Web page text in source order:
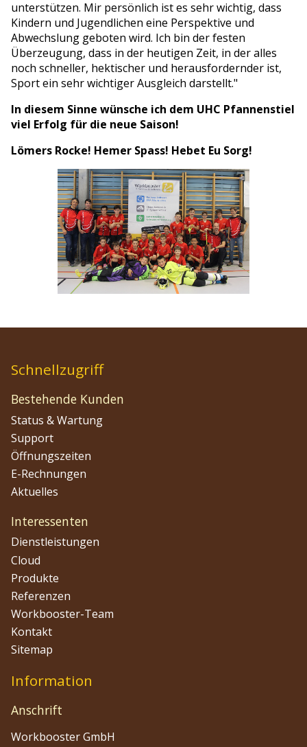
unterstützen. Mir persönlich ist es sehr wichtig, dass
Kindern und Jugendlichen eine Perspektive und
Abwechslung geboten wird. Ich bin der festen
Überzeugung, dass in der heutigen Zeit, in der alles
noch schneller, hektischer und herausfordernder ist,
Sport ein sehr wichtiger Ausgleich darstellt."
In diesem Sinne wünsche ich dem UHC Pfannenstiel
viel Erfolg für die neue Saison!
Lömers Rocke! Hemer Spass! Hebet Eu Sorg!
Schnellzugriff
Bestehende Kunden
Status & Wartung
Support
Öffnungszeiten
E-Rechnungen
Aktuelles
Interessenten
Dienstleistungen
Cloud
Produkte
Referenzen
Workbooster-Team
Kontakt
Sitemap
Information
Anschrift
Workbooster GmbH